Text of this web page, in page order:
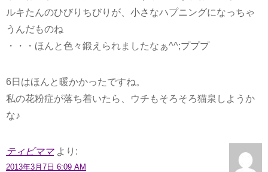
ルキたんのひびりちびりが、小さなハプニングになっちゃ
うんだものね
・・・ほんと色々鍛えられましたなぁ^^;プププ
6日はほんと暖かかったですね。
私の花粉症が落ち着いたら、ウチもそろそろ猫泉しようか
な♪
ティビママ より:
2013年3月7日 6:09 AM